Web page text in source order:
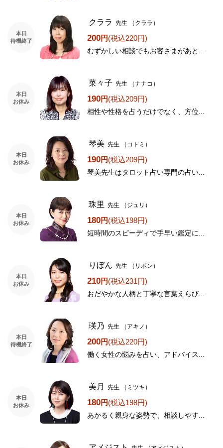
本日
待機終了
クララ 先生 （クララ）
200円(税込220円)
むずかしい相談でもお客さまがあと...
本日
お休み
菜々子 先生 （ナナコ）
190円(税込209円)
相性や性格を占うだけでなく、方位...
本日
お休み
琴美 先生 （コトミ）
190円(税込209円)
琴美先生はタロット占い専門の占い...
本日
お休み
珠里 先生 （ジュリ）
180円(税込198円)
短時間のスピーディで手早い鑑定に...
本日
お休み
りぼん 先生 （リボン）
210円(税込231円)
おだやかな人柄と丁寧な言葉えらび...
本日
待機終了
瑛乃 先生 （アキノ）
200円(税込220円)
働く女性の悩みを占い、アドバイス...
本日
お休み
美月 先生 （ミツキ）
180円(税込198円)
あかるく親身な姿勢で、相談しやす...